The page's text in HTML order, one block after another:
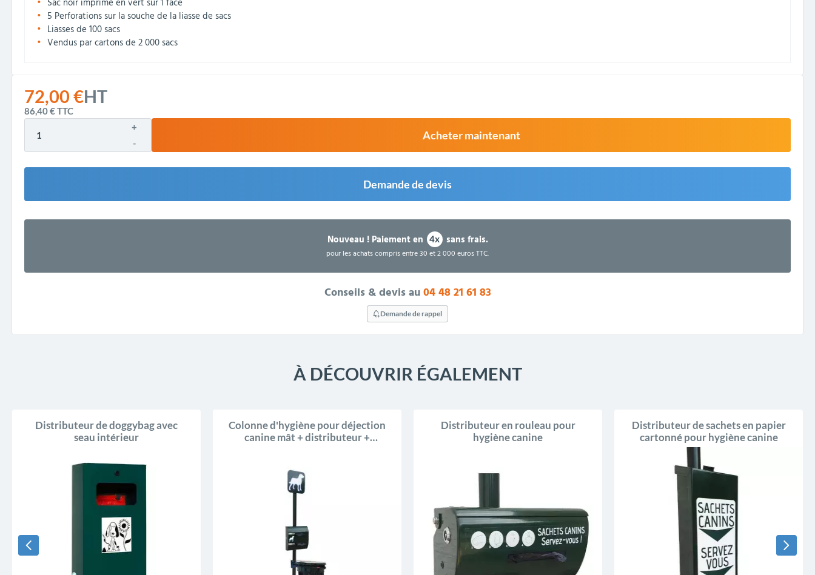
72,00 €HT
86,40 €TTC
+
-
Acheter maintenant
Demande de devis
Nouveau !Paiement en 4x sans frais.
pour les achats compris entre 30 et 2 000 euros TTC.
Conseils & devis au04 48 21 61 83
Demande de rappel
Sac noir imprimé en vert sur 1 face
5 Perforations sur la souche de la liasse de sacs
Liasses de 100 sacs
Vendus par cartons de 2 000 sacs
À DÉCOUVRIR ÉGALEMENT
Distributeur de doggybag avec
seau intérieur
Colonne d'hygiène pour déjection
canine mât + distributeur +
Distributeur en rouleau pour
hygiène canine
Distributeur de sachets en papier
cartonné pour hygiène canine